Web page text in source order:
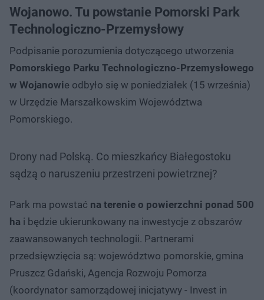
Wojanowo. Tu powstanie Pomorski Park
Technologiczno-Przemysłowy
Podpisanie porozumienia dotyczącego utworzenia
Pomorskiego Parku Technologiczno-Przemysłowego
w Wojanowie odbyło się w poniedziałek (15 września)
w Urzędzie Marszałkowskim Województwa
Pomorskiego.
Drony nad Polską. Co mieszkańcy Białegostoku
sądzą o naruszeniu przestrzeni powietrznej?
Park ma powstać na terenie o powierzchni ponad 500
ha i będzie ukierunkowany na inwestycje z obszarów
zaawansowanych technologii. Partnerami
przedsięwzięcia są: województwo pomorskie, gmina
Pruszcz Gdański, Agencja Rozwoju Pomorza
(koordynator samorządowej inicjatywy - Invest in